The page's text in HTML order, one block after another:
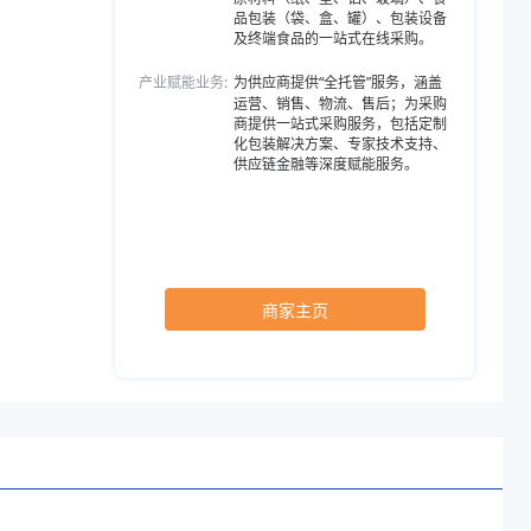
品包装（袋、盒、罐）、包装设备
及终端食品的一站式在线采购。
产业赋能业务: 为供应商提供“全托管”服务，涵盖
运营、销售、物流、售后；为采购
商提供一站式采购服务，包括定制
化包装解决方案、专家技术支持、
供应链金融等深度赋能服务。
商家主页